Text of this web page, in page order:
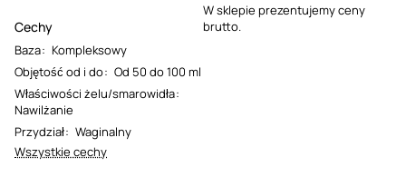
Cechy
Baza: Kompleksowy
Objętość od i do: Od 50 do 100 ml
Właściwości żelu/smarowidła:
Nawilżanie
Przydział: Waginalny
Wszystkie cechy
W sklepie prezentujemy ceny
brutto.